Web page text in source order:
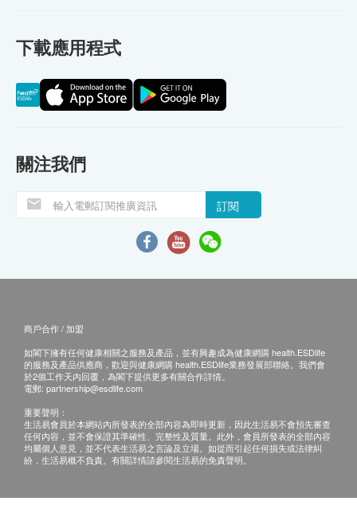
下載應用程式
關注我們
訂閱
商戶合作 / 加盟
如閣下擁有任何健康相關之服務及產品，並有興趣成為健康網購 health.ESDlife
的服務及產品供應商，歡迎與健康網購 health.ESDlife業務發展部聯絡。我們會
於2個工作天內回覆，為閣下提供更多有關合作詳情。
電郵: partnership@esdlife.com
重要聲明：
生活易會員於本網站內所發表的全部內容為即時更新，因此生活易不會預先審查
任何內容，並不會保證其準確性、完整性及質量。此外，會員所發表的全部內容
均屬個人意見，並不代表生活易之言論及立場。如從而引起任何損失或法律糾
紛，生活易概不負責。有關詳情請參閱生活易的免責聲明。